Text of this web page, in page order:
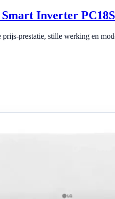
Inverter
prestatie, stille werking en